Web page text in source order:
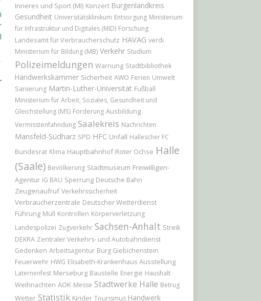
Inneres und Sport (MI) Konzert Burgenlandkreis
Gesundheit Universitätsklinikum Entsorgung Ministerium
für Infrastruktur und Digitales (MID) Forschung
Landesamt für Verbraucherschutz HAVAG verdi
Ministerium für Bildung (MB) Verkehr Studium
Polizeimeldungen Warnung Stadtbibliothek
Handwerkskammer Sicherheit AWO Ferien Umwelt
Sanierung Martin-Luther-Universität Fußball
Ministerium für Arbeit, Soziales, Gesundheit und
Gleichstellung (MS) Förderung Ausbildung
Vermisstenfahndung Saalekreis Nachrichten
Mansfeld-Südharz SPD HFC Unfall Hallescher FC
Bundesrat Klima Hauptbahnhof Roter Ochse Halle
(Saale) Bevölkerung Stadtmuseum Freiwilligen-
Agentur IG BAU Sperrung Deutsche Bahn
Zeugenaufruf Verkehrssicherheit
Verbraucherzentrale Deutscher Wetterdienst
Führung Müll Kontrollen Körperverletzung
Landespolizei Zugverkehr Sachsen-Anhalt Streik
DEKRA Zentraler Verkehrs- und Autobahndienst
Gedenken Arbeitsagentur Burg Giebichenstein
Feuerwehr HWG Elisabeth-Krankenhaus Ausstellung
Laternenfest Merseburg Baustelle Energie Haushalt
Weihnachten AOK Messe Stadtwerke Halle Betrug
Wetter Statistik Kinder Tourismus Handwerk